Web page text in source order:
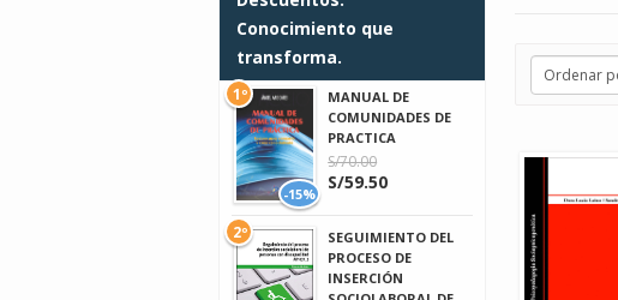
Conocimiento que
transforma.
-15%
MANUAL DE
COMUNIDADES DE
PRACTICA
S/70.00
S/59.50
1º
SEGUIMIENTO DEL
PROCESO DE
INSERCIÓN
2º